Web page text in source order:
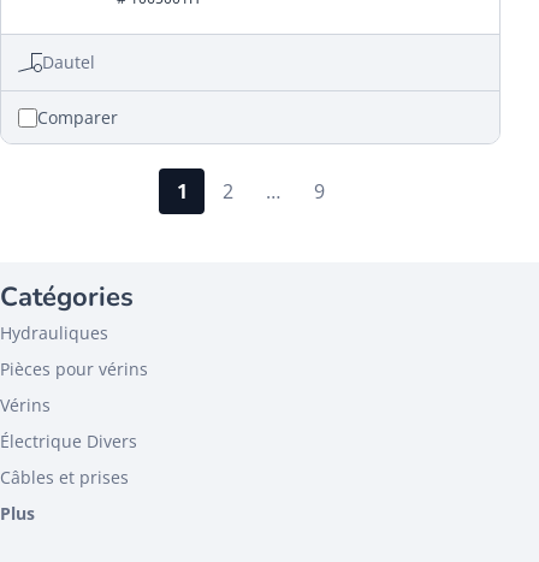
Dautel
Comparer
1 2 … 9
Catégories
Hydrauliques
Pièces pour vérins
Vérins
Électrique Divers
Câbles et prises
Plus